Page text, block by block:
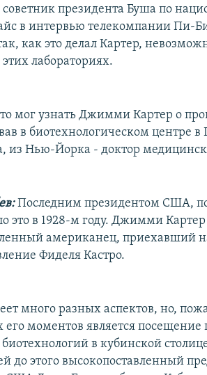
президента Буша по
в интервью телекомпании Пи-
как это делал Картер,
лабораториях.
мог узнать Джимми Картер о
в биотехнологическом центре
из Нью-Йорка - доктор
Последним президентом США,
это в 1928-м году. Джимми
американец, приехавший на
Фиделя Кастро.
много разных аспектов, но,
его моментов является посещение
в кубинской
до этого высокопоставленный